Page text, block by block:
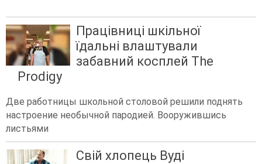
Працівниці шкільної
їдальні влаштували
забавний косплей The
Prodigy
Две работницы школьной столовой решили поднять
настроение необычной пародией. Вооружившись
листьями
Свій хлопець Вуді